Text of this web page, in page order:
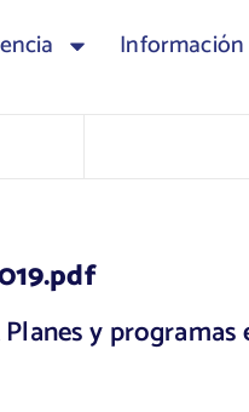
Información
Planes y